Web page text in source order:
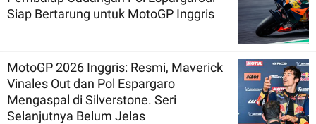
Siap Bertarung untuk MotoGP Inggris
MotoGP 2026 Inggris: Resmi, Maverick
Vinales Out dan Pol Espargaro
Mengaspal di Silverstone. Seri
Selanjutnya Belum Jelas